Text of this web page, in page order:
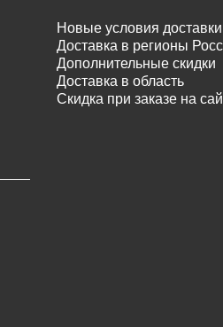
Новые условия доставки
Доставка в регионы
Дополнительные скидки
Доставка в область
Скидка при заказе на